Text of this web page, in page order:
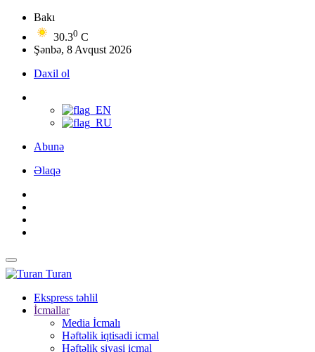
Bakı
30.30 C
Şənbə, 8 Avqust 2026
Daxil ol
Abunə
Əlaqə
Turan
Ekspress təhlil
İcmallar
Media İcmalı
Həftəlik iqtisadi icmal
Həftəlik siyasi icmal